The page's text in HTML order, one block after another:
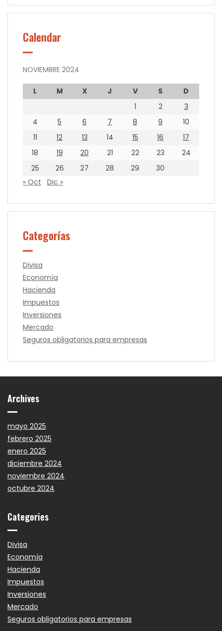
Calendar
NOVIEMBRE 2024
L M X J V S
D
1
2
3
4
5 6 7 8 9
10
11
12 13 14 15 16
17
18
19 20 21 22 23
24
25
26 27 28 29
30
« Oct
Dic »
Categorías
Divisa
Economía
Hacienda
Impuestos
Inversiones
Mercado
Seguros obligatorios para empresas
Archives
mayo 2025
febrero 2025
enero 2025
diciembre 2024
noviembre 2024
octubre 2024
Categories
Divisa
Economía
Hacienda
Impuestos
Inversiones
Mercado
Seguros obligatorios para empresas